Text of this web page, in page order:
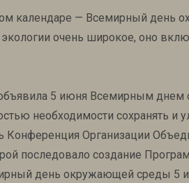
календаре — Всемирный день
очень широкое, оно
объявила 5 июня Всемирным
необходимости сохранять
Конференция Организации
последовало создание
день окружающей среды 5